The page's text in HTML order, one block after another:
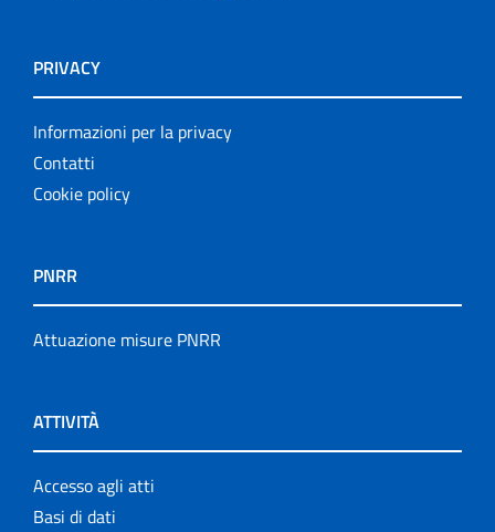
PRIVACY
Informazioni per la privacy
Contatti
Cookie policy
PNRR
Attuazione misure PNRR
ATTIVITÀ
Accesso agli atti
Basi di dati